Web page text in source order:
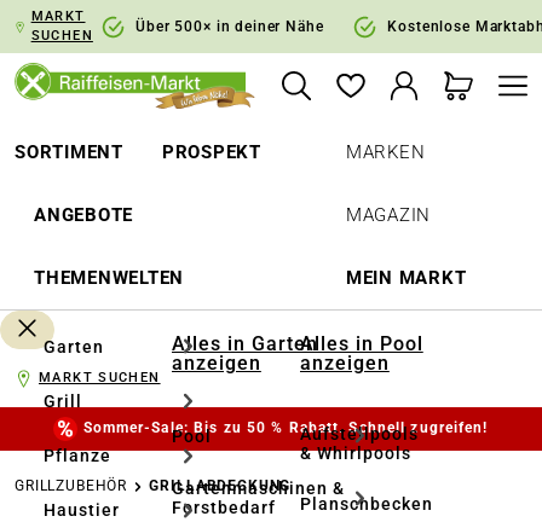
Zur Hauptnavigation springen
MARKT
SUCHEN
Über 500× in deiner Nähe Kostenlose
SORTIMENT PROSPEKT
ANGEBOTE
THEMENWELTEN
MARKEN
MAGAZIN
MEIN MARKT
Garten
Grill
Pflanze
Haustier
Alles in Garten
anzeigen
Pool
Gartenmaschinen &
Forstbedarf
Alles in Pool
anzeigen
Aufstellpools
& Whirlpools
Planschbecken
MARKT SUCHEN
Sommer-Sale: Bis zu 50 % Rabatt. Schnell zugreifen!
GRILLZUBEHÖR GRILLABDECKUNG